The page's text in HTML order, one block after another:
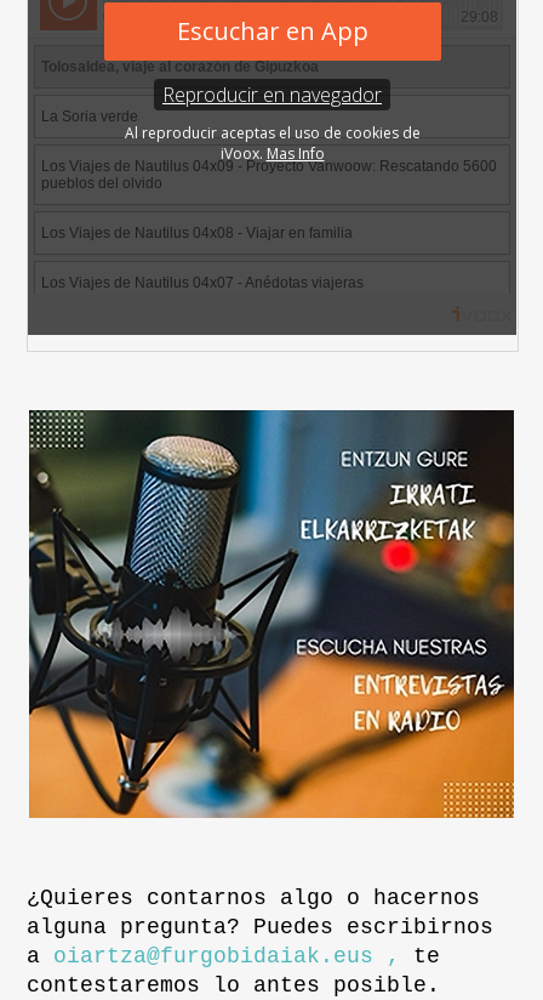
¿Quieres contarnos algo o hacernos
alguna pregunta? Puedes escribirnos
a oiartza@furgobidaiak.eus ,
te
contestaremos lo antes posible.